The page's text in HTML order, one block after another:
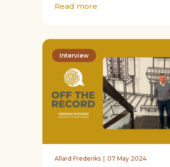
Read more
Interview
Allard Frederiks 07 May 2024